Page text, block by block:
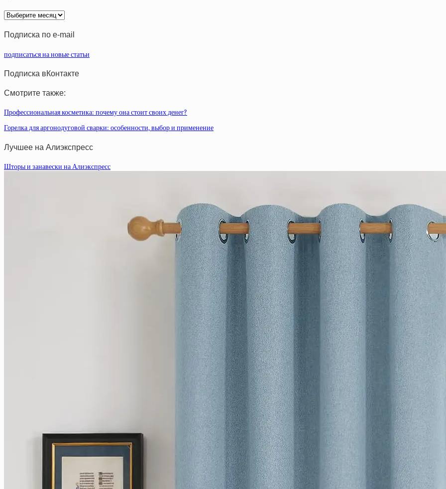
Архив
статей
Подписка по e-mail
подписаться на новые статьи
Подписка вКонтакте
Смотрите также:
Профессиональная косметика: почему она стоит своих денег?
Горелка для аргонодуговой сварки: особенности, выбор и применение
Лучшее на Алиэкспресс
Шторы и занавески на Алиэкспресс